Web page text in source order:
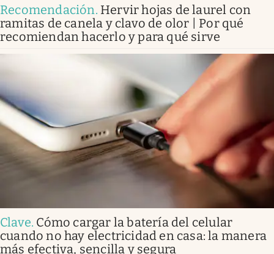
Recomendación. Hervir hojas de laurel con
ramitas de canela y clavo de olor | Por qué
recomiendan hacerlo y para qué sirve
Clave. Cómo cargar la batería del celular
cuando no hay electricidad en casa: la manera
más efectiva, sencilla y segura